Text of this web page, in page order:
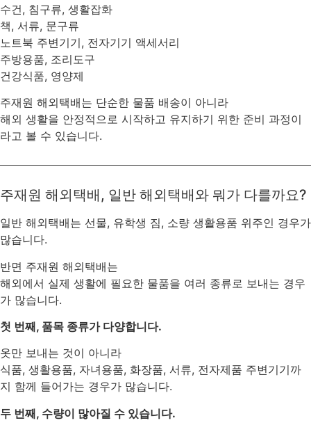
수건, 침구류, 생활잡화
책, 서류, 문구류
노트북 주변기기, 전자기기 액세서리
주방용품, 조리도구
건강식품, 영양제
주재원 해외택배는 단순한 물품 배송이 아니라
해외 생활을 안정적으로 시작하고 유지하기 위한 준비 과정이
라고 볼 수 있습니다.
주재원 해외택배, 일반 해외택배와 뭐가 다를까요?
일반 해외택배는 선물, 유학생 짐, 소량 생활용품 위주인 경우가
많습니다.
반면 주재원 해외택배는
해외에서 실제 생활에 필요한 물품을 여러 종류로 보내는 경우
가 많습니다.
첫 번째, 품목 종류가 다양합니다.
옷만 보내는 것이 아니라
식품, 생활용품, 자녀용품, 화장품, 서류, 전자제품 주변기기까
지 함께 들어가는 경우가 많습니다.
두 번째, 수량이 많아질 수 있습니다.